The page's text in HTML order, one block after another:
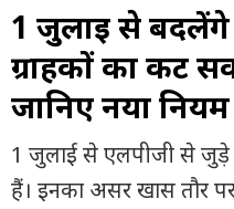
Mode
होम
शेयर
बाज़ार
वीडियो
1 जुलाई से
ग्राहकों का कट
जानिए नया नियम
1 जुलाई से एलपीजी से जुड़े
हैं। इनका असर खास तौर